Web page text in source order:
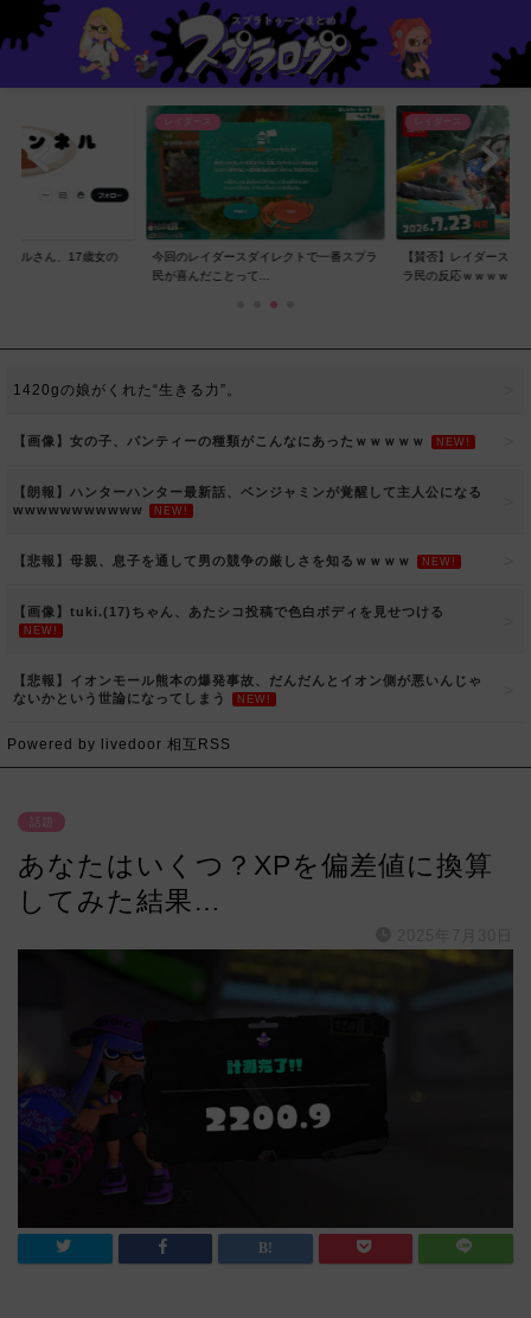
ネルさん、17歳女の
レイダース
今回のレイダースダイレクトで一番スプラ
民が喜んだことって...
レイダース
【賛否】レイダースダ
ラ民の反応ｗｗｗｗ...
1420gの娘がくれた“生きる力”。
【画像】女の子、パンティーの種類がこんなにあったｗｗｗｗｗ NEW!
【朗報】ハンターハンター最新話、ベンジャミンが覚醒して主人公になる
wwwwwwwwwww
NEW!
【悲報】母親、息子を通して男の競争の厳しさを知るｗｗｗｗ NEW!
【画像】tuki.(17)ちゃん、あたシコ投稿で色白ボディを見せつける
NEW!
【悲報】イオンモール熊本の爆発事故、だんだんとイオン側が悪いんじゃ
ないかという世論になってしまう
NEW!
Powered by livedoor 相互RSS
話題
あなたはいくつ？XPを偏差値に換算
してみた結果…